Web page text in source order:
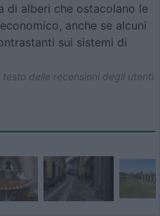
di alberi che ostacolano le
anche se alcuni
sui sistemi di
delle recensioni degli utenti